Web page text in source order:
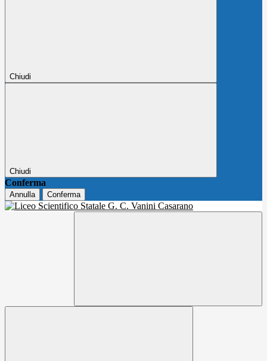
Chiudi
Chiudi
Conferma
Annulla Conferma